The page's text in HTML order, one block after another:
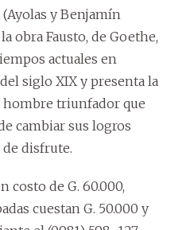
y Benjamín
obra Fausto, de Goethe,
actuales en
siglo XIX y presenta la
triunfador que
cambiar sus logros
disfrute.
costo de G. 60.000,
cuestan G. 50.000 y